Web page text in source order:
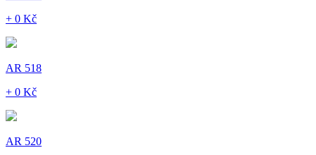
+ 0 Kč
AR 518
+ 0 Kč
AR 520